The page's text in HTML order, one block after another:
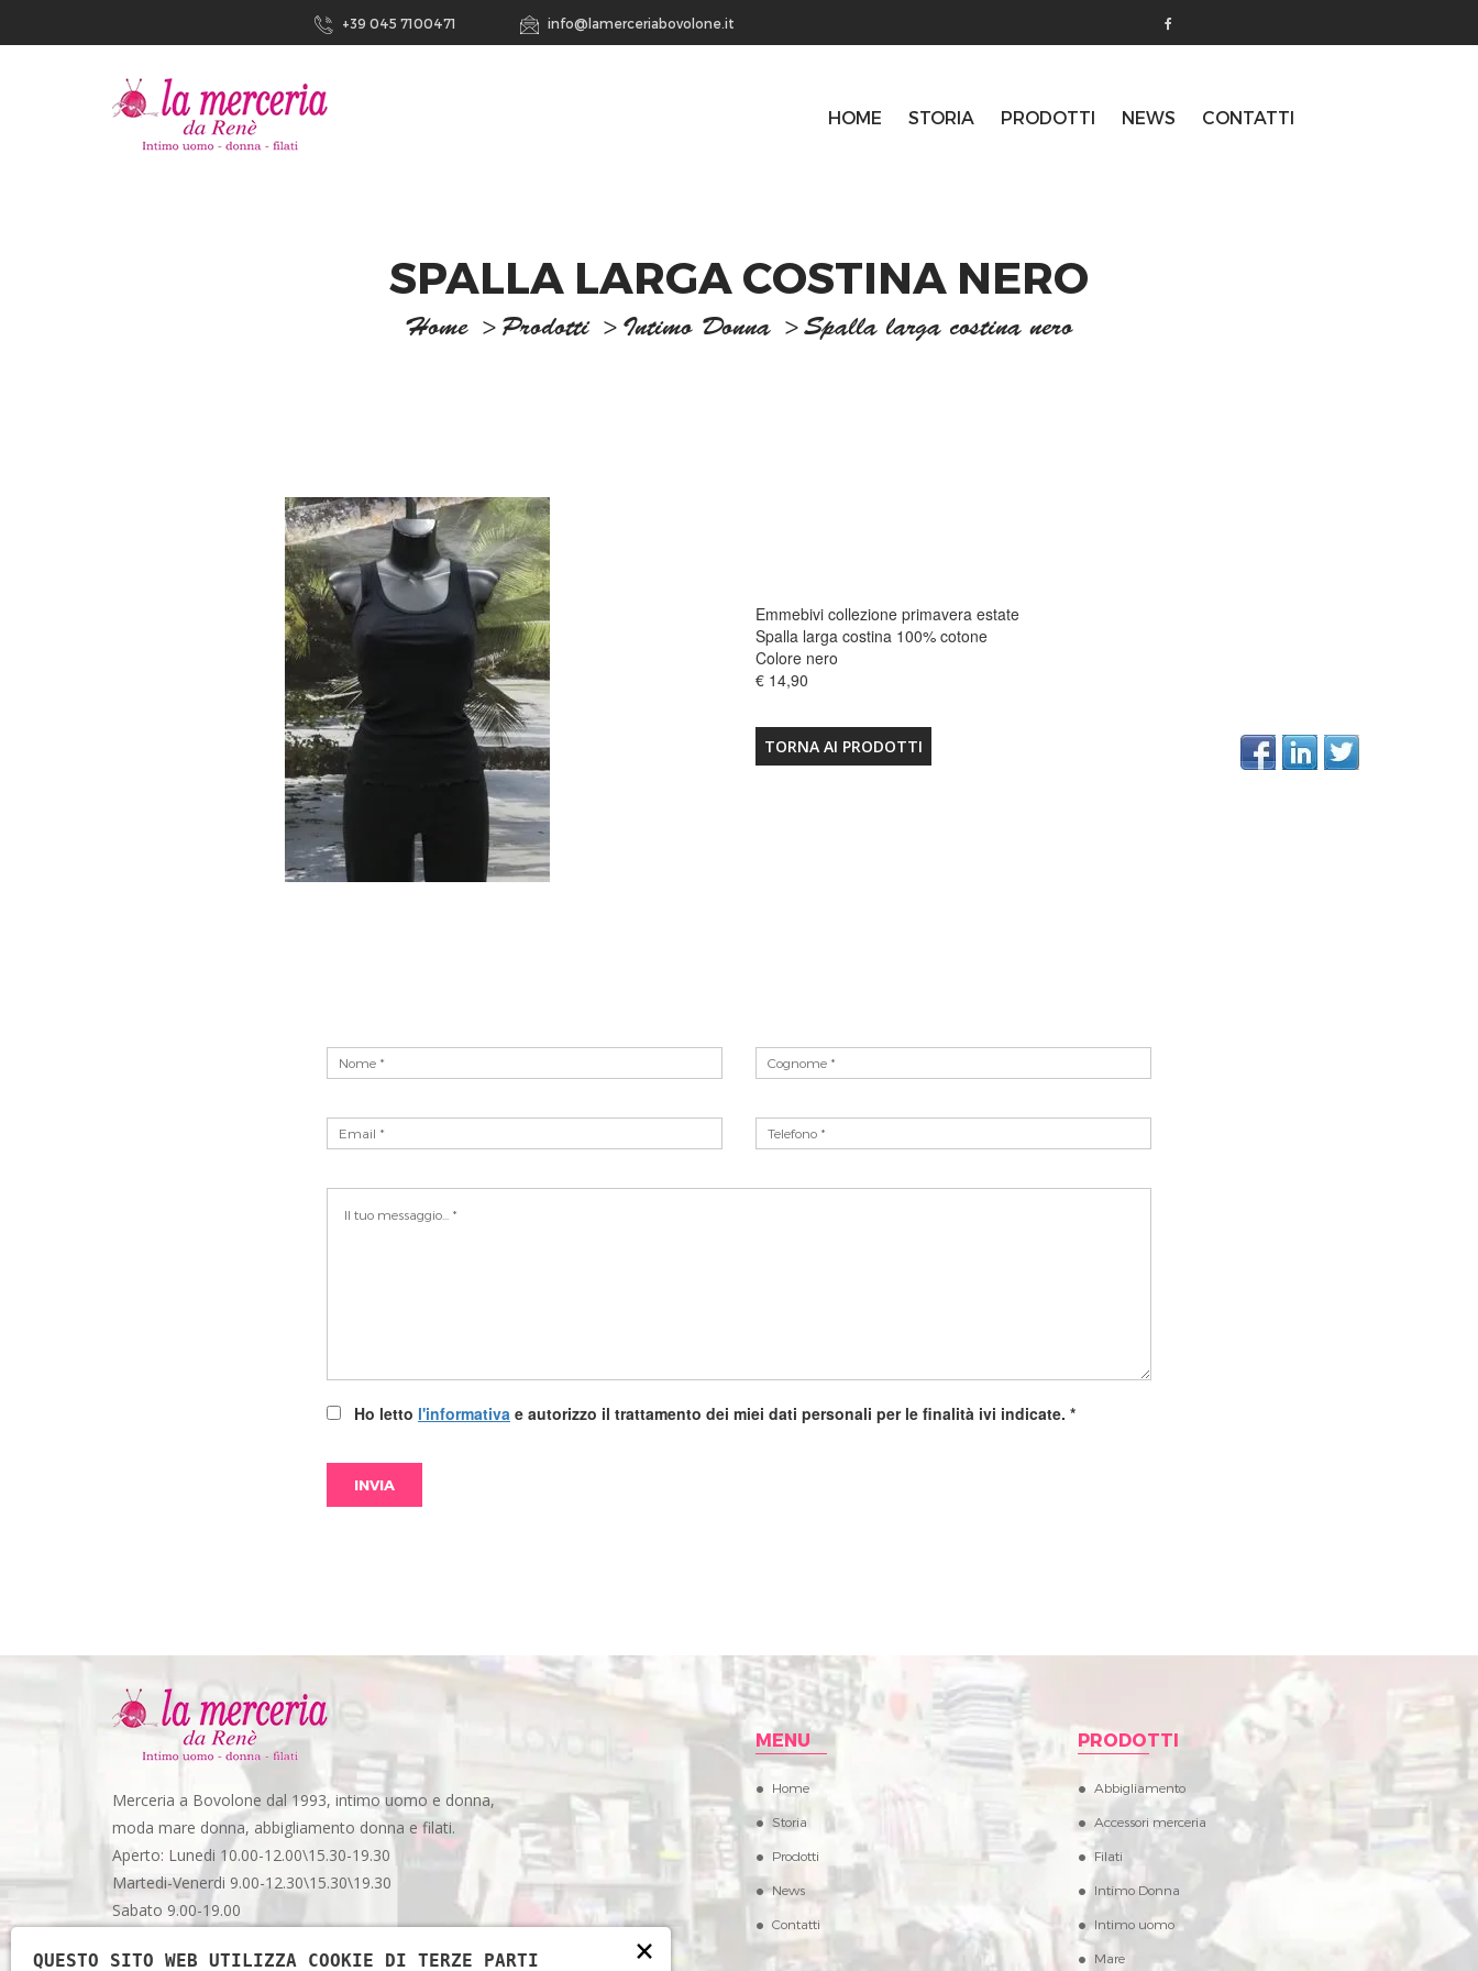
+39 045 7100471 info@lamerceriabovolone.it
HOME STORIA PRODOTTI NEWS CONTATTI
SPALLA LARGA COSTINA NERO
Home > Prodotti > Intimo Donna > Spalla larga costina nero
Emmebivi collezione primavera estate
Spalla larga costina 100% cotone
Colore nero
€ 14,90
TORNA AI PRODOTTI
Ho letto l'informativa e autorizzo il trattamento dei miei dati personali per le finalità ivi indicate. *
Merceria a Bovolone dal 1993, intimo uomo e donna,
moda mare donna, abbigliamento donna e filati.
Aperto: Lunedi 10.00-12.00\15.30-19.30
Martedi-Venerdi 9.00-12.30\15.30\19.30
Sabato 9.00-19.00
Via Garibaldi, 48 - Spazio 3 - Bovolone (VR)
MENU
Home
Storia
Prodotti
News
Contatti
PRODOTTI
Abbigliamento
Accessori merceria
Filati
Intimo Donna
Intimo uomo
Mare
×
QUESTO SITO WEB UTILIZZA COOKIE DI TERZE PARTI